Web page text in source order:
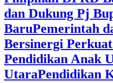
dan Dukung Pj
BaruPemerintah
Bersinergi
Pendidikan Anak
Utara‎Pendidikan